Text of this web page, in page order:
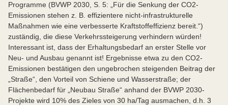
Programme (BVWP 2030, S. 5: „Für die Senkung der CO2-
Emissionen stehen z. B. effizientere nicht-infrastrukturelle
Maßnahmen wie eine verbesserte Kraftstoffeffizienz bereit.“)
zuständig, die diese Verkehrssteigerung verhindern würden!
Interessant ist, dass der Erhaltungsbedarf an erster Stelle vor
Neu- und Ausbau genannt ist! Ergebnisse etwa zu den CO2-
Emissionen bestätigen den ungebrochen steigenden Beitrag der
„Straße“, den Vorteil von Schiene und Wasserstraße; der
Flächenbedarf für „Neubau Straße“ anhand der BVWP 2030-
Projekte wird 10% des Zieles von 30 ha/Tag ausmachen, d.h. 3